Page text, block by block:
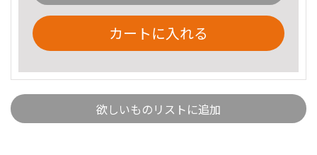
カートに入れる
欲しいものリストに追加